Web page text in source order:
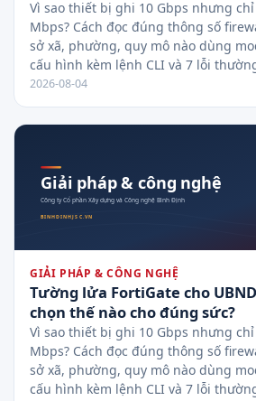
Vì sao thiết bị ghi 10 Gbps nhưng
Mbps? Cách đọc đúng thông số
sở xã, phường, quy mô nào dùng
cấu hình kèm lệnh CLI và 7 lỗi
2026-08-04
GIẢI PHÁP & CÔNG NGHỆ
Tường lửa FortiGate cho
chọn thế nào cho đúng sức?
Vì sao thiết bị ghi 10 Gbps nhưng
Mbps? Cách đọc đúng thông số
sở xã, phường, quy mô nào dùng
cấu hình kèm lệnh CLI và 7 lỗi